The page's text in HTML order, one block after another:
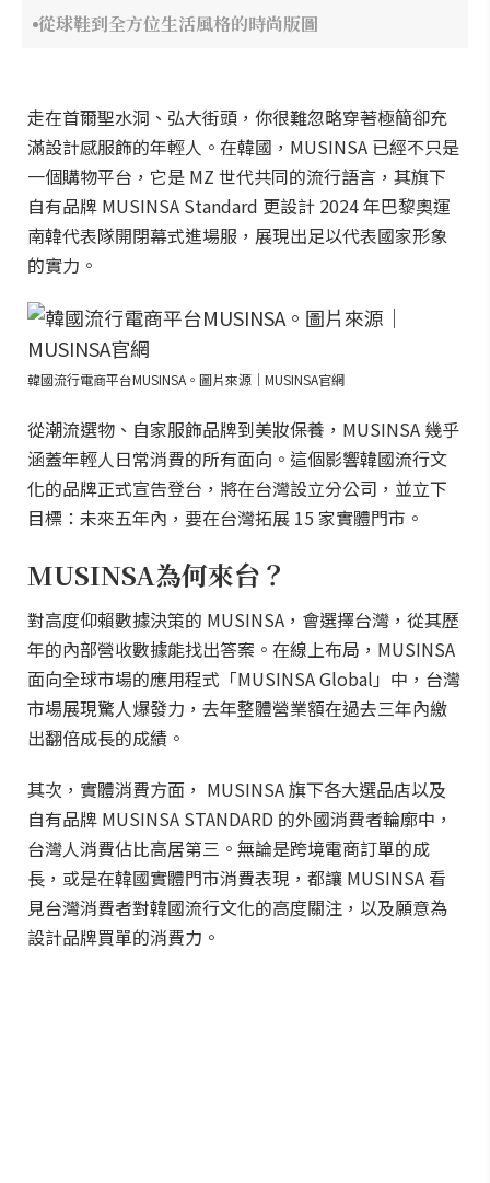
從球鞋到全方位生活風格的時尚版圖
走在首爾聖水洞、弘大街頭，你很難忽略穿著極簡卻充
滿設計感服飾的年輕人。在韓國，MUSINSA 已經不只是
一個購物平台，它是 MZ 世代共同的流行語言，其旗下
自有品牌 MUSINSA Standard 更設計 2024 年巴黎奧運
南韓代表隊開閉幕式進場服，展現出足以代表國家形象
的實力。
韓國流行電商平台MUSINSA。圖片來源｜MUSINSA官網
從潮流選物、自家服飾品牌到美妝保養，MUSINSA 幾乎
涵蓋年輕人日常消費的所有面向。這個影響韓國流行文
化的品牌正式宣告登台，將在台灣設立分公司，並立下
目標：未來五年內，要在台灣拓展 15 家實體門市。
MUSINSA為何來台？
對高度仰賴數據決策的 MUSINSA，會選擇台灣，從其歷
年的內部營收數據能找出答案。在線上布局，MUSINSA
面向全球市場的應用程式「MUSINSA Global」中，台灣
市場展現驚人爆發力，去年整體營業額在過去三年內繳
出翻倍成長的成績。
其次，實體消費方面， MUSINSA 旗下各大選品店以及
自有品牌 MUSINSA STANDARD 的外國消費者輪廓中，
台灣人消費佔比高居第三。無論是跨境電商訂單的成
長，或是在韓國實體門市消費表現，都讓 MUSINSA 看
見台灣消費者對韓國流行文化的高度關注，以及願意為
設計品牌買單的消費力。